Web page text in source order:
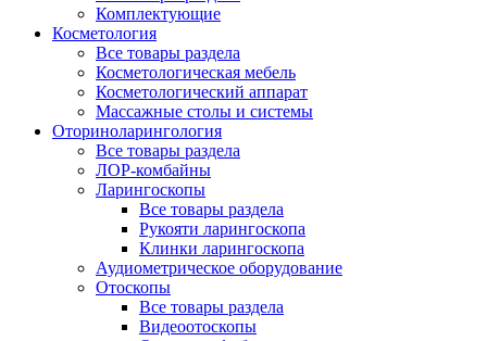
Комплектующие
Косметология
Все товары раздела
Косметологическая мебель
Косметологический аппарат
Массажные столы и системы
Оториноларингология
Все товары раздела
ЛОР-комбайны
Ларингоскопы
Все товары раздела
Рукояти ларингоскопа
Клинки ларингоскопа
Аудиометрическое оборудование
Отоскопы
Все товары раздела
Видеоотоскопы